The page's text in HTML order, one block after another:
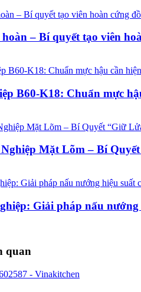
– Bí quyết tạo viên
B60-K18: Chuẩn mực
Mặt Lõm – Bí
Giải pháp nấu
quan